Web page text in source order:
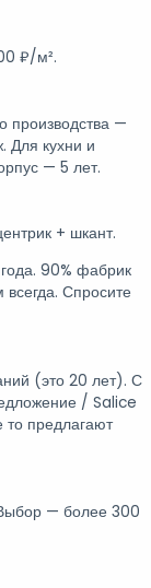
₽/м².
производства —
Для кухни и
— 5 лет.
+ шкант.
90% фабрик
Спросите
(это 20 лет). С
/ Salice
предлагают
— более 300